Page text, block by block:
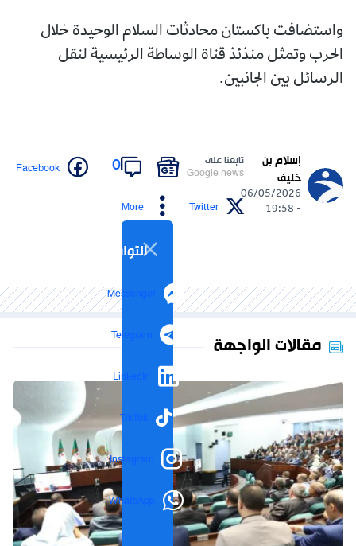
واستضافت باكستان محادثات السلام الوحيدة خلال
الحرب وتمثل منذئذ قناة الوساطة الرئيسية لنقل
الرسائل بين الجانبين.
إسلام بن
خليف
06/05/2026
- 19:58
تابعنا على
Google news
0
Facebook
Twitter
More
التواصل الاجتماعي
Messenger
Telegram
LinkedIn
TikTok
Instagram
WhatsApp
مقالات الواجهة